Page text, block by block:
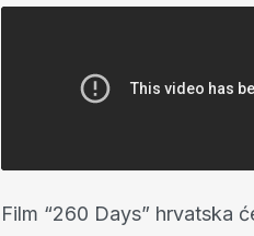
Film “260 Days” hrvatska